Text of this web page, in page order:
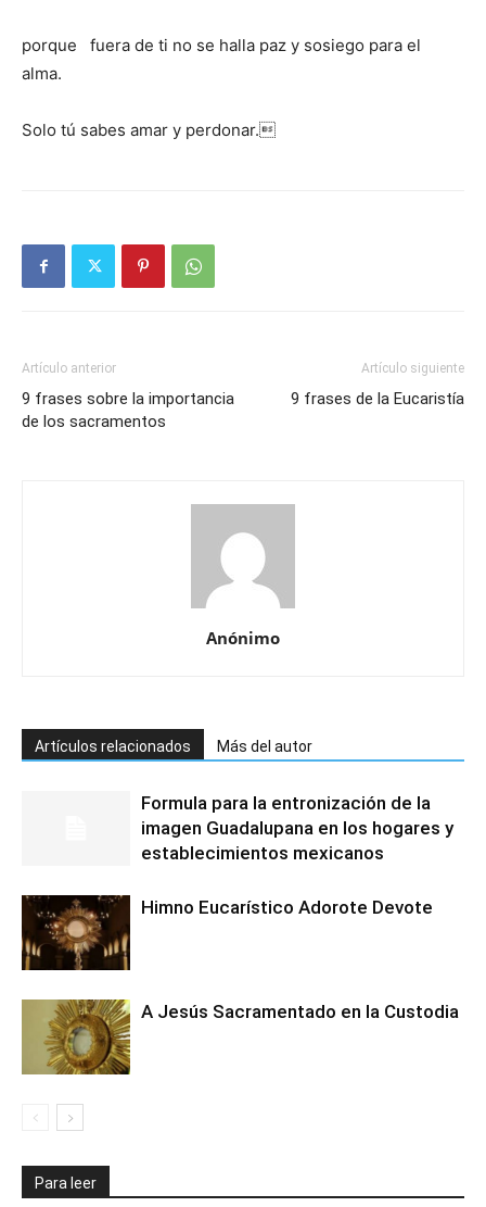
porque fuera de ti no se halla paz y sosiego para el
alma.
Solo tú sabes amar y perdonar.
Artículo anterior
9 frases sobre la importancia
de los sacramentos
Artículo siguiente
9 frases de la Eucaristía
Anónimo
Artículos relacionados Más del autor
Formula para la entronización de la
imagen Guadalupana en los hogares y
establecimientos mexicanos
Himno Eucarístico Adorote Devote
A Jesús Sacramentado en la Custodia
Para leer